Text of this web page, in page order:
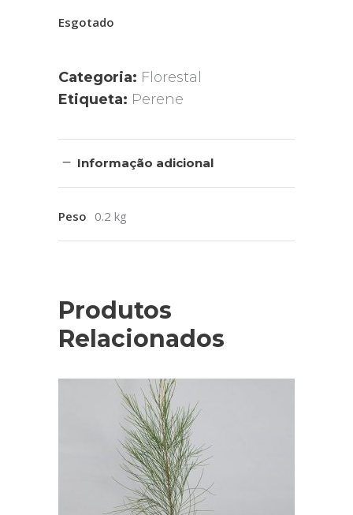
Esgotado
Categoria: Florestal
Etiqueta: Perene
Informação adicional
Peso 0.2 kg
Produtos
Relacionados
ADICIONAR